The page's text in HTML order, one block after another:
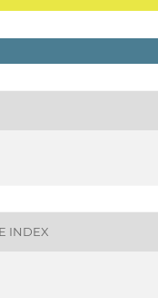
INDEX